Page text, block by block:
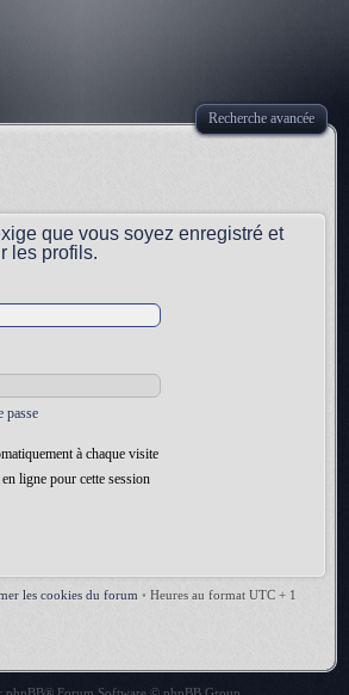
Recherche avancée
que vous soyez enregistré et
les profils.
passe
à chaque visite
ligne pour cette session
les cookies du forum • Heures au format UTC + 1